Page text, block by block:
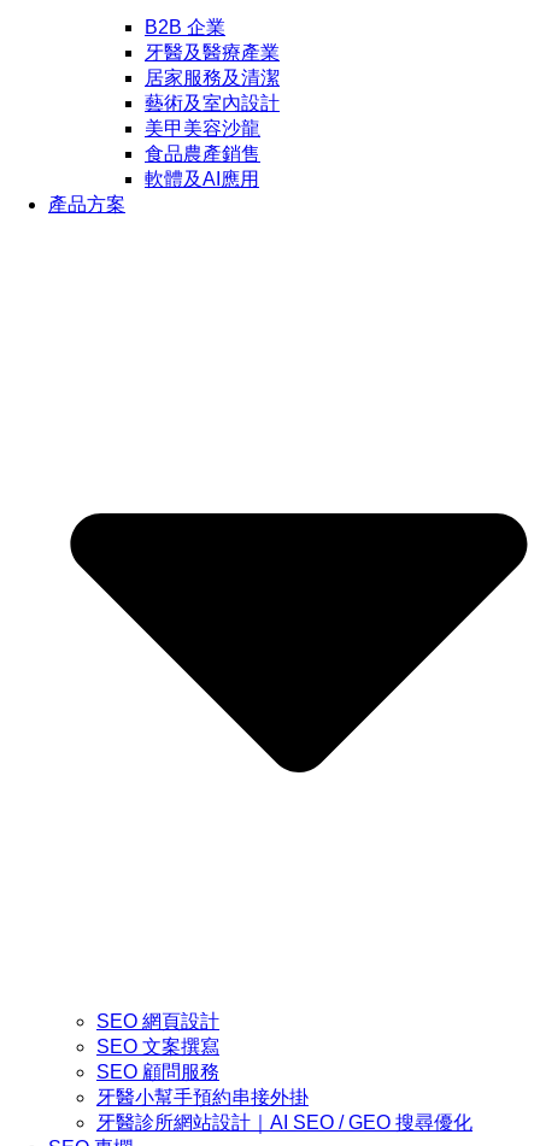
B2B 企業
牙醫及醫療產業
居家服務及清潔
藝術及室內設計
美甲美容沙龍
食品農產銷售
軟體及AI應用
產品方案
SEO 網頁設計
SEO 文案撰寫
SEO 顧問服務
牙醫小幫手預約串接外掛
牙醫診所網站設計｜AI SEO / GEO 搜尋優化